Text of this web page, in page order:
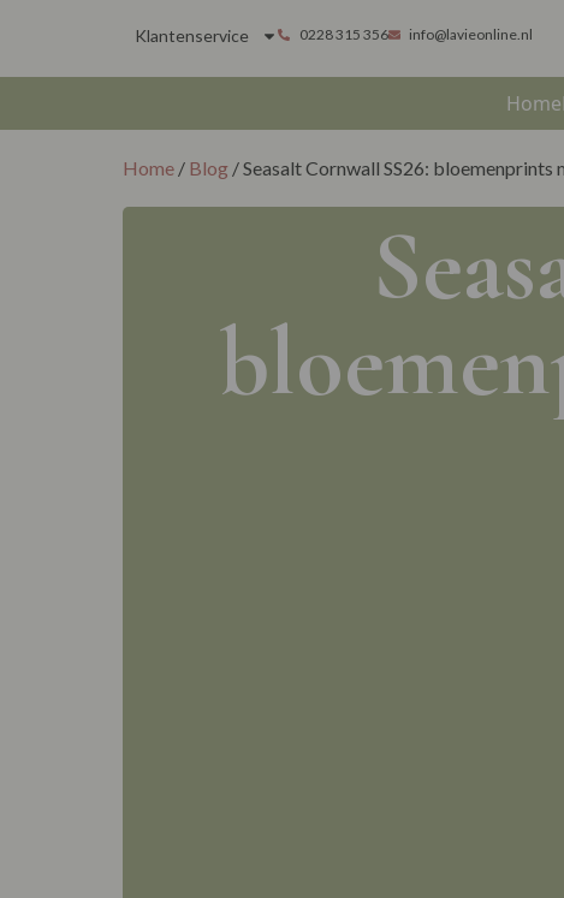
Klantenservice 0228 315 356 info@lavieonline.nl
Home
Home / Blog / Seasalt Cornwall SS26: bloemenprints